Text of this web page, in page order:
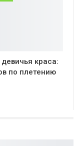
краса:
по плетению